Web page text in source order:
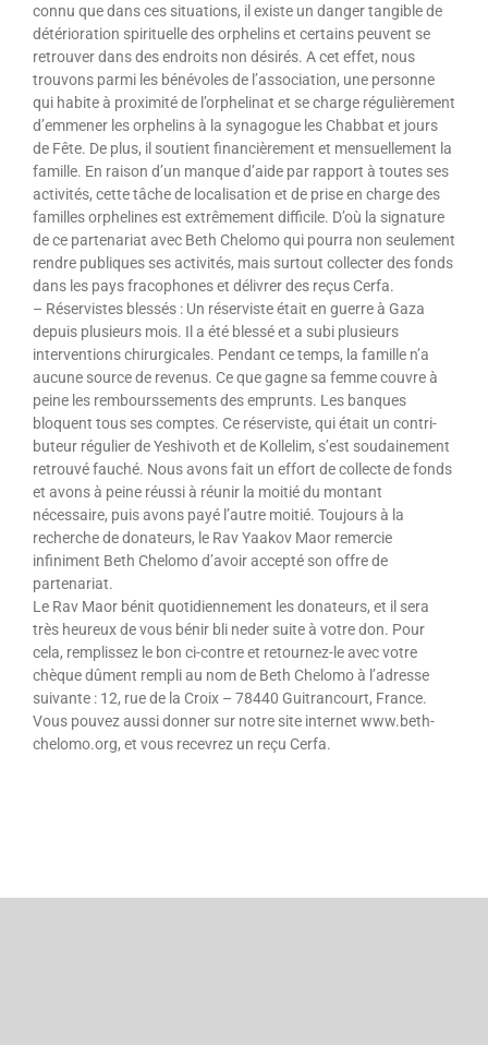
connu que dans ces situations, il existe un danger tangible de
détérioration spirituelle des orphelins et certains peuvent se
retrouver dans des endroits non désirés. A cet effet, nous
trouvons parmi les bénévoles de l’association, une personne
qui habite à proximité de l’orphelinat et se charge régulièrement
d’emmener les orphelins à la synagogue les Chabbat et jours
de Fête. De plus, il soutient financièrement et mensuellement la
famille. En raison d’un manque d’aide par rapport à toutes ses
activités, cette tâche de localisation et de prise en charge des
fa­milles orphelines est extrêmement difficile. D’où la signature
de ce partenariat avec Beth Chelomo qui pourra non seulement
rendre publiques ses activités, mais surtout collecter des fonds
dans les pays fracophones et délivrer des reçus Cerfa.
– Réservistes blessés : Un réserviste était en guerre à Gaza
depuis plusieurs mois. Il a été blessé et a subi plusieurs
interventions chirurgicales. Pendant ce temps, la famille n’a
aucune source de revenus. Ce que gagne sa femme couvre à
peine les rembourssements des emprunts. Les banques
bloquent tous ses comptes. Ce réserviste, qui était un contri­
buteur régulier de Yeshivoth et de Kollelim, s’est soudainement
retrouvé fauché. Nous avons fait un effort de collecte de fonds
et avons à peine réussi à réunir la moitié du montant
nécessaire, puis avons payé l’autre moitié. Toujours à la
recherche de donateurs, le Rav Yaakov Maor remercie
infiniment Beth Chelomo d’avoir accepté son offre de
partenariat.
Le Rav Maor bénit quotidiennement les donateurs, et il sera
très heureux de vous bénir bli neder suite à votre don. Pour
cela, remplissez le bon ci-contre et retournez-le avec votre
chèque dûment rempli au nom de Beth Chelomo à l’adresse
suivante : 12, rue de la Croix – 78440 Guitrancourt, France.
Vous pouvez aussi donner sur notre site internet www.beth-
chelomo.org, et vous recevrez un reçu Cerfa.